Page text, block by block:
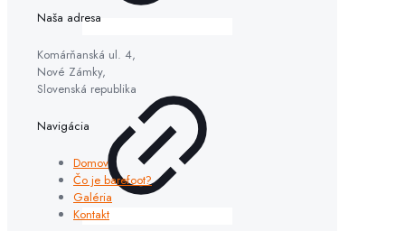
Naša adresa
Komárňanská ul. 4,
Nové Zámky,
Slovenská republika
Navigácia
Domov
Čo je barefoot?
Galéria
Kontakt